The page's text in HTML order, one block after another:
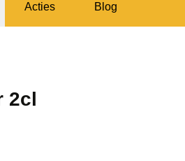
Acties Blog
2cl